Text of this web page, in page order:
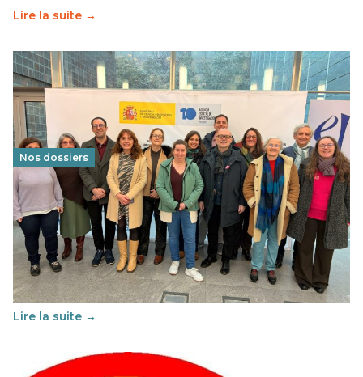
Lire la suite →
Nos dossiers
Éducation au vivre-ensemble : un échange croisé
franco-espagnol pour changer d’approche
29 juin 2026-National
Cette année, l'UNSA Éducation a mené un projet Erasmus
soutenu par l'union Européenne et centré sur l'éducation
au vivre-ensemble : quelles différences entre la France…
Lire la suite →